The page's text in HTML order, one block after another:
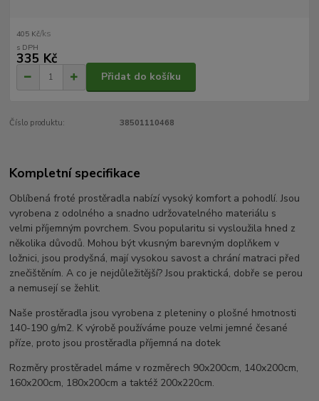
405 Kč/ks
335 Kč
Přidat do košíku
Číslo produktu: 38501110468
Kompletní specifikace
Oblíbená froté prostěradla nabízí vysoký komfort a pohodlí. Jsou
vyrobena z odolného a snadno udržovatelného materiálu s
velmi příjemným povrchem. Svou popularitu si vysloužila hned z
několika důvodů. Mohou být vkusným barevným doplňkem v
ložnici, jsou prodyšná, mají vysokou savost a chrání matraci před
znečištěním. A co je nejdůležitější? Jsou praktická, dobře se perou
a nemusejí se žehlit.
Naše prostěradla jsou vyrobena z pleteniny o plošné hmotnosti
140-190 g/m2. K výrobě používáme pouze velmi jemné česané
příze, proto jsou prostěradla příjemná na dotek
Rozměry prostěradel máme v rozměrech 90x200cm, 140x200cm,
160x200cm, 180x200cm a taktéž 200x220cm.